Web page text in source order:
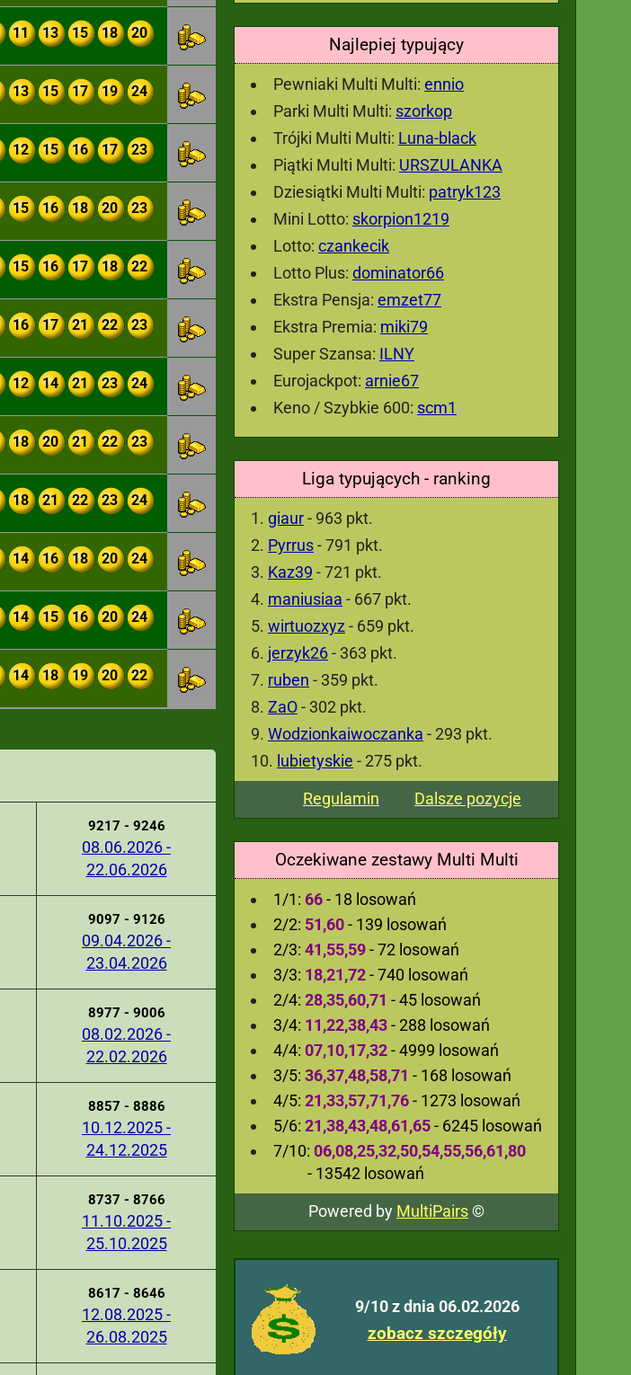
Najlepiej typujący
Pewniaki Multi Multi: ennio
Parki Multi Multi: szorkop
Trójki Multi Multi: Luna-black
Piątki Multi Multi: URSZULANKA
Dziesiątki Multi Multi: patryk123
Mini Lotto: skorpion1219
Lotto: czankecik
Lotto Plus: dominator66
Ekstra Pensja: emzet77
Ekstra Premia: miki79
Super Szansa: ILNY
Eurojackpot: arnie67
Keno / Szybkie 600: scm1
Liga typujących - ranking
giaur- 963 pkt.
Pyrrus- 791 pkt.
Kaz39 - 721 pkt.
maniusiaa - 667 pkt.
wirtuozxyz - 659 pkt.
jerzyk26- 363 pkt.
ruben - 359 pkt.
ZaO- 302 pkt.
Wodzionkaiwoczanka - 293 pkt.
lubietyskie - 275 pkt.
Regulamin
Dalsze pozycje
Oczekiwane zestawy Multi Multi
1/1: 66- 18 losowań
2/2: 51,60- 139 losowań
2/3: 41,55,59- 72 losowań
3/3: 18,21,72- 740 losowań
2/4: 28,35,60,71 - 45 losowań
3/4: 11,22,38,43- 288 losowań
4/4: 07,10,17,32- 4999 losowań
3/5: 36,37,48,58,71 - 168 losowań
4/5: 21,33,57,71,76- 1273 losowań
5/6: 21,38,43,48,61,65- 6245 losowań
7/10: 06,08,25,32,50,54,55,56,61,80
- 13542 losowań
Powered by MultiPairs©
9/10 z dnia 06.02.2026
zobacz szczegóły
11 13 15 18 20
13 15 17 19 24
12 15 16 17 23
15 16 18 20 23
15 16 17 18 22
16 17 21 22 23
12 14 21 23 24
18 20 21 22 23
18 21 22 23 24
14 16 18 20 24
14 15 16 20 24
14 18 19 20 22
9217 - 9246
08.06.2026 -
22.06.2026
9097 - 9126
09.04.2026 -
23.04.2026
8977 - 9006
08.02.2026 -
22.02.2026
8857 - 8886
10.12.2025 -
24.12.2025
8737 - 8766
11.10.2025 -
25.10.2025
8617 - 8646
12.08.2025 -
26.08.2025